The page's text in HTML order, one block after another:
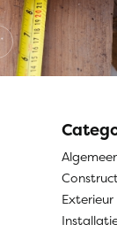
Exterieur